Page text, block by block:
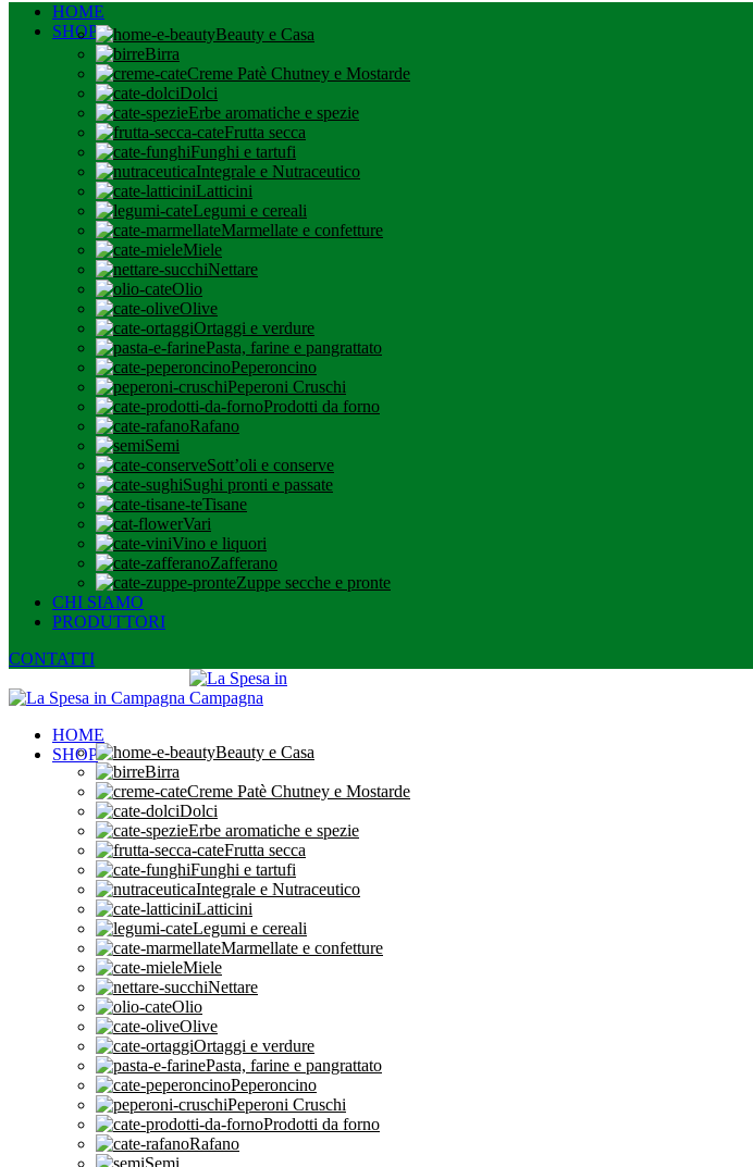
HOME
SHOP
Beauty e Casa
Birra
Creme Patè Chutney e Mostarde
Dolci
Erbe aromatiche e spezie
Frutta secca
Funghi e tartufi
Integrale e Nutraceutico
Latticini
Legumi e cereali
Marmellate e confetture
Miele
Nettare
Olio
Olive
Ortaggi e verdure
Pasta, farine e pangrattato
Peperoncino
Peperoni Cruschi
Prodotti da forno
Rafano
Semi
Sott’oli e conserve
Sughi pronti e passate
Tisane
Vari
Vino e liquori
Zafferano
Zuppe secche e pronte
CHI SIAMO
PRODUTTORI
CONTATTI
HOME
SHOP
Beauty e Casa
Birra
Creme Patè Chutney e Mostarde
Dolci
Erbe aromatiche e spezie
Frutta secca
Funghi e tartufi
Integrale e Nutraceutico
Latticini
Legumi e cereali
Marmellate e confetture
Miele
Nettare
Olio
Olive
Ortaggi e verdure
Pasta, farine e pangrattato
Peperoncino
Peperoni Cruschi
Prodotti da forno
Rafano
Semi